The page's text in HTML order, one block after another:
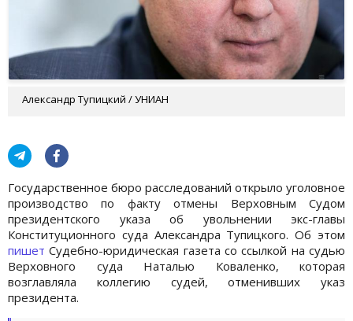
Александр Тупицкий / УНИАН
Государственное бюро расследований открыло уголовное
производство по факту отмены Верховным Судом
президентского указа об увольнении экс-главы
Конституционного суда Александра Тупицкого. Об этом
пишет Судебно-юридическая газета со ссылкой на судью
Верховного суда Наталью Коваленко, которая
возглавляла коллегию судей, отменивших указ
президента.